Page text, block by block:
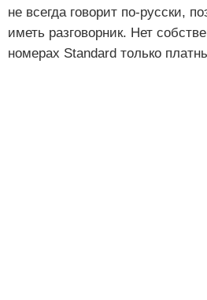
не всегда говорит по-русски,
иметь разговорник. Нет
номерах Standard только